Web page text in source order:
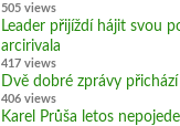
505 views
Leader přijíždí hájit svou
arcirivala
417 views
Dvě dobré zprávy
406 views
Karel Průša letos